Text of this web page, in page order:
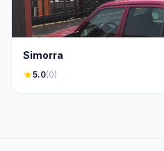
Simorra
star5.0(0)